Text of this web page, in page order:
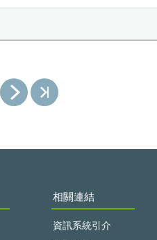
相關連結
資訊系統引介